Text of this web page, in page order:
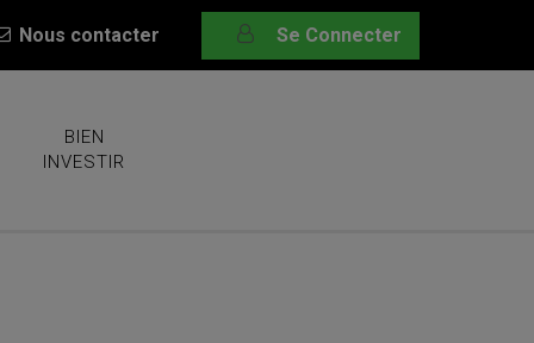
Nous contacter Se Connecter
BIEN
INVESTIR